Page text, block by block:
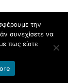
την
συνεχίσετε να
πως είστε